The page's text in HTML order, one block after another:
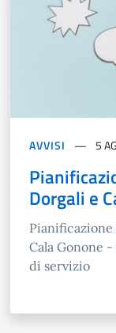
AVVISI 5
Dorgali e
Pianificazione
Cala Gonone
di servizio